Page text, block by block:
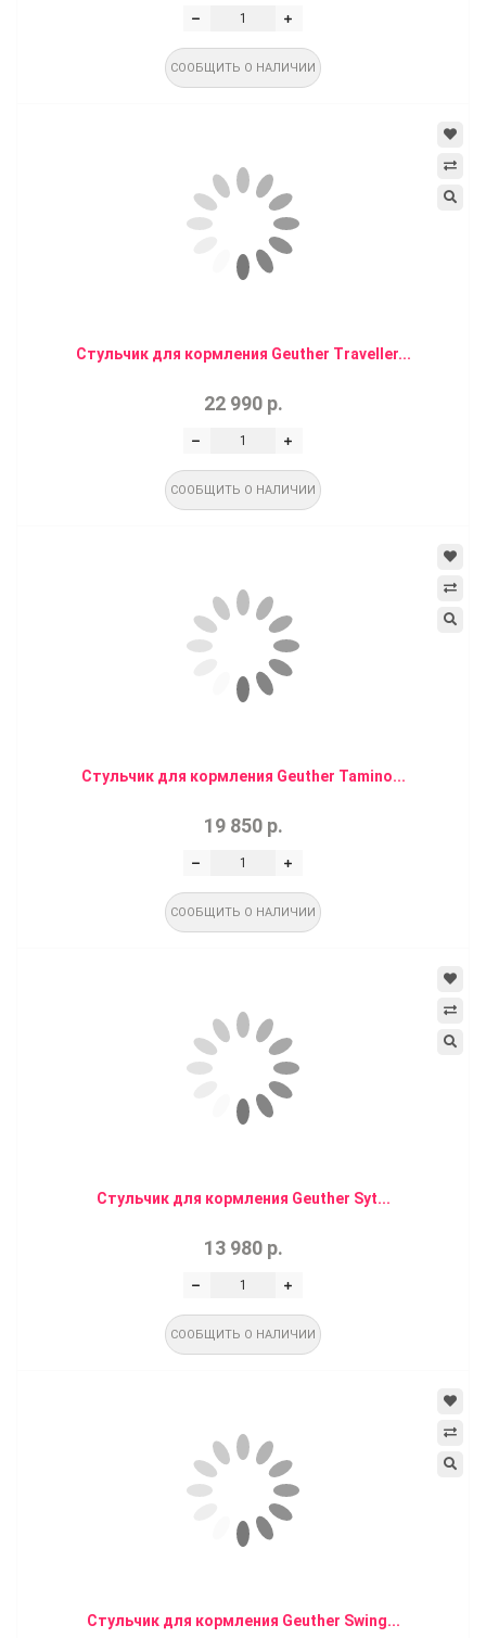
СООБЩИТЬ О НАЛИЧИИ
Стульчик для кормления Geuther Traveller...
22 990 р.
СООБЩИТЬ О НАЛИЧИИ
Стульчик для кормления Geuther Tamino...
19 850 р.
СООБЩИТЬ О НАЛИЧИИ
Стульчик для кормления Geuther Syt...
13 980 р.
СООБЩИТЬ О НАЛИЧИИ
Стульчик для кормления Geuther Swing...